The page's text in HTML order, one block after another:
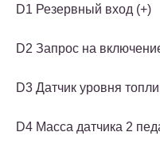
D1 Резервный вход (+)
D2 Запрос на
D3 Датчик уровня
D4 Масса датчика 2